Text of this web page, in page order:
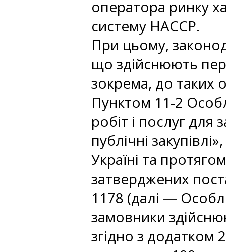
оператора ринку
систему НАССР.
При цьому,
що здійснюють
зокрема, до таких
Пунктом 11-2
робіт і послуг
публічні
Україні та
затверджених
1178 (далі —
замовники
згідно з додатком